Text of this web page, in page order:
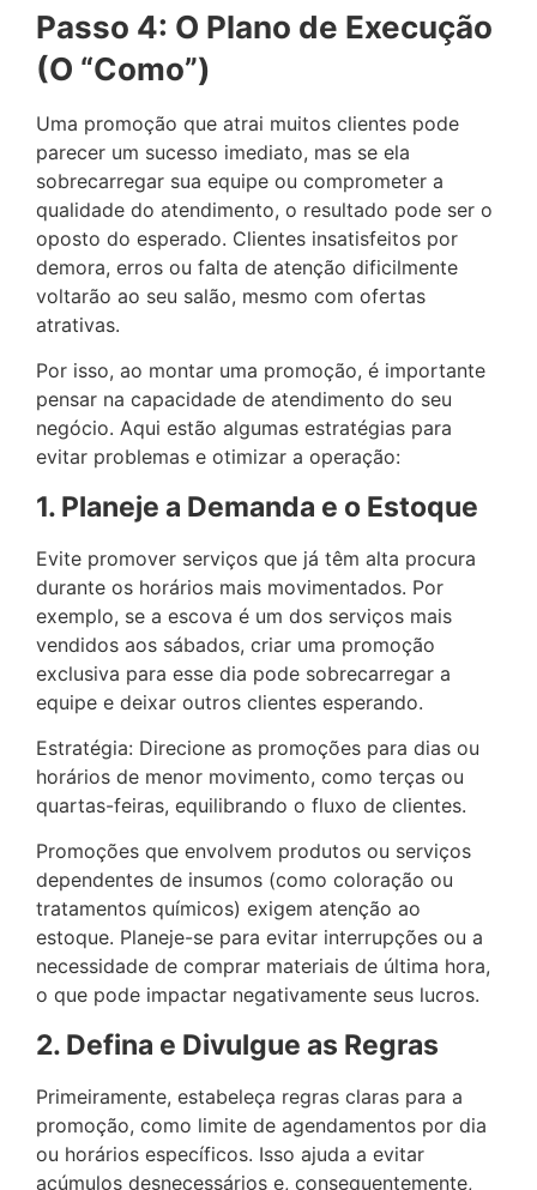
Passo 4: O Plano de Execução
(O “Como”)
Uma promoção que atrai muitos clientes pode
parecer um sucesso imediato, mas se ela
sobrecarregar sua equipe ou comprometer a
qualidade do atendimento, o resultado pode ser o
oposto do esperado. Clientes insatisfeitos por
demora, erros ou falta de atenção dificilmente
voltarão ao seu salão, mesmo com ofertas
atrativas.
Por isso, ao montar uma promoção, é importante
pensar na capacidade de atendimento do seu
negócio. Aqui estão algumas estratégias para
evitar problemas e otimizar a operação:
1. Planeje a Demanda e o Estoque
Evite promover serviços que já têm alta procura
durante os horários mais movimentados. Por
exemplo, se a escova é um dos serviços mais
vendidos aos sábados, criar uma promoção
exclusiva para esse dia pode sobrecarregar a
equipe e deixar outros clientes esperando.
Estratégia: Direcione as promoções para dias ou
horários de menor movimento, como terças ou
quartas-feiras, equilibrando o fluxo de clientes.
Promoções que envolvem produtos ou serviços
dependentes de insumos (como coloração ou
tratamentos químicos) exigem atenção ao
estoque. Planeje-se para evitar interrupções ou a
necessidade de comprar materiais de última hora,
o que pode impactar negativamente seus lucros.
2. Defina e Divulgue as Regras
Primeiramente, estabeleça regras claras para a
promoção, como limite de agendamentos por dia
ou horários específicos. Isso ajuda a evitar
acúmulos desnecessários e, consequentemente,